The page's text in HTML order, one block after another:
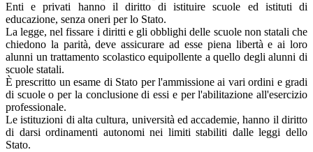
Enti e privati hanno il diritto di istituire scuole ed istituti di
educazione, senza oneri per lo Stato.
La legge, nel fissare i diritti e gli obblighi delle scuole non statali che
chiedono la parità, deve assicurare ad esse piena libertà e ai loro
alunni un trattamento scolastico equipollente a quello degli alunni di
scuole statali.
È prescritto un esame di Stato per l'ammissione ai vari ordini e gradi
di scuole o per la conclusione di essi e per l'abilitazione all'esercizio
professionale.
Le istituzioni di alta cultura, università ed accademie, hanno il diritto
di darsi ordinamenti autonomi nei limiti stabiliti dalle leggi dello
Stato.